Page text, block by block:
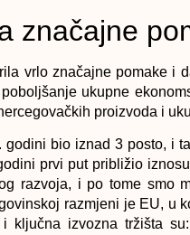
značajne
vrlo značajne pomake i
ukupne
proizvoda i
bio iznad 3 posto, i
prvi put približio
razvoja, i po tome smo
razmjeni je EU, u
ključna izvozna tržišta